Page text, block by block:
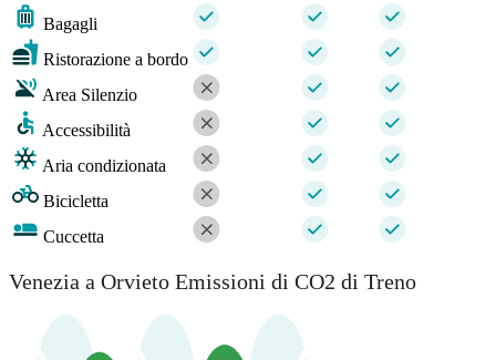
Bagagli
Ristorazione a bordo
Area Silenzio
Accessibilità
Aria condizionata
Bicicletta
Cuccetta
Venezia a Orvieto Emissioni di CO2 di Treno